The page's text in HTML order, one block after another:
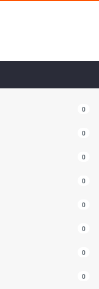
0
0
0
0
0
0
0
0